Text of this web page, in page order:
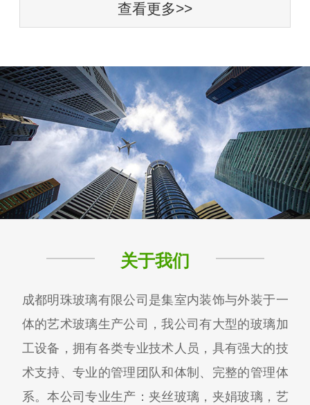
查看更多>>
关于我们
成都明珠玻璃有限公司是集室内装饰与外装于一
体的艺术玻璃生产公司，我公司有大型的玻璃加
工设备，拥有各类专业技术人员，具有强大的技
术支持、专业的管理团队和体制、完整的管理体
系。本公司专业生产：夹丝玻璃，夹娟玻璃，艺